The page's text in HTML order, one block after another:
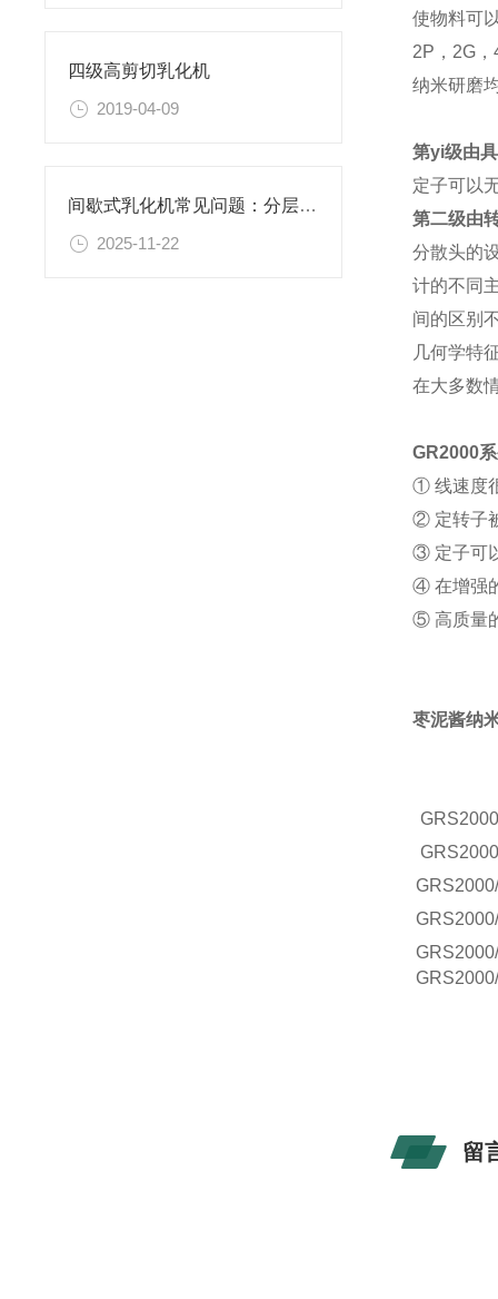
四级高剪切乳化机
2019-04-09
间歇式乳化机常见问题：分层、破乳、粒径过大怎么办？
2025-11-22
使物料可
2P，2G
纳米研磨
第yi级由
定子可以
第二级由
分散头的
计的不同
间的区别
几何学特
在大多数
GR2000
① 线速度
② 定转子
③ 定子可
④ 在增强
⑤ 高质量
枣泥酱纳
GRS
GRS
GRS
GRS
GRS
GRS
留